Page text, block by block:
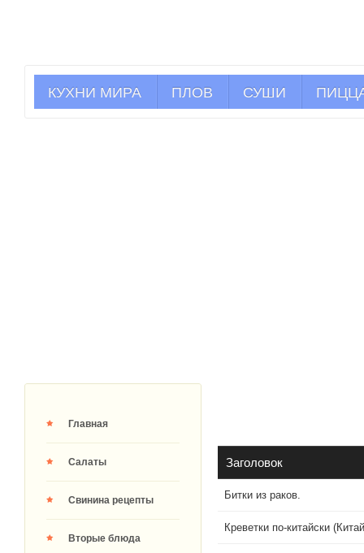
КУХНИ МИРА ПЛОВ СУШИ
Главная
Салаты
Свинина рецепты
Вторые блюда
Заголовок
Битки из раков.
Креветки по-китайски